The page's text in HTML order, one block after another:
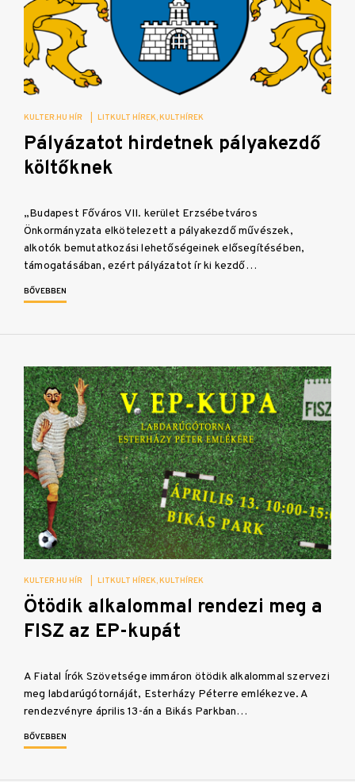
KULTER.HU HÍR LITKULT HÍREK KULTHÍREK
Pályázatot hirdetnek pályakezdő
költőknek
„Budapest Főváros VII. kerület Erzsébetváros
Önkormányzata elkötelezett a pályakezdő művészek,
alkotók bemutatkozási lehetőségeinek elősegítésében,
támogatásában, ezért pályázatot ír ki kezdő…
BŐVEBBEN
KULTER.HU HÍR LITKULT HÍREK KULTHÍREK
Ötödik alkalommal rendezi meg a
FISZ az EP-kupát
A Fiatal Írók Szövetsége immáron ötödik alkalommal szervezi
meg labdarúgótornáját, Esterházy Péterre emlékezve. A
rendezvényre április 13-án a Bikás Parkban…
BŐVEBBEN